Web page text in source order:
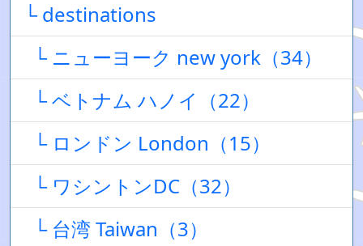
└ destinations
└ ニューヨーク new york（34）
└ ベトナム ハノイ（22）
└ ロンドン London（15）
└ ワシントンDC（32）
└ 台湾 Taiwan（3）